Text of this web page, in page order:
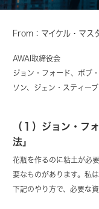
From：マイケル・マス
AWAI取締役会
ジョン・フォード、ボブ
ソン、ジェン・スティー
（１）ジョン・フ
法」
花瓶を作るのに粘土が必
要なものがあります。私
下記のやり方で、必要な資